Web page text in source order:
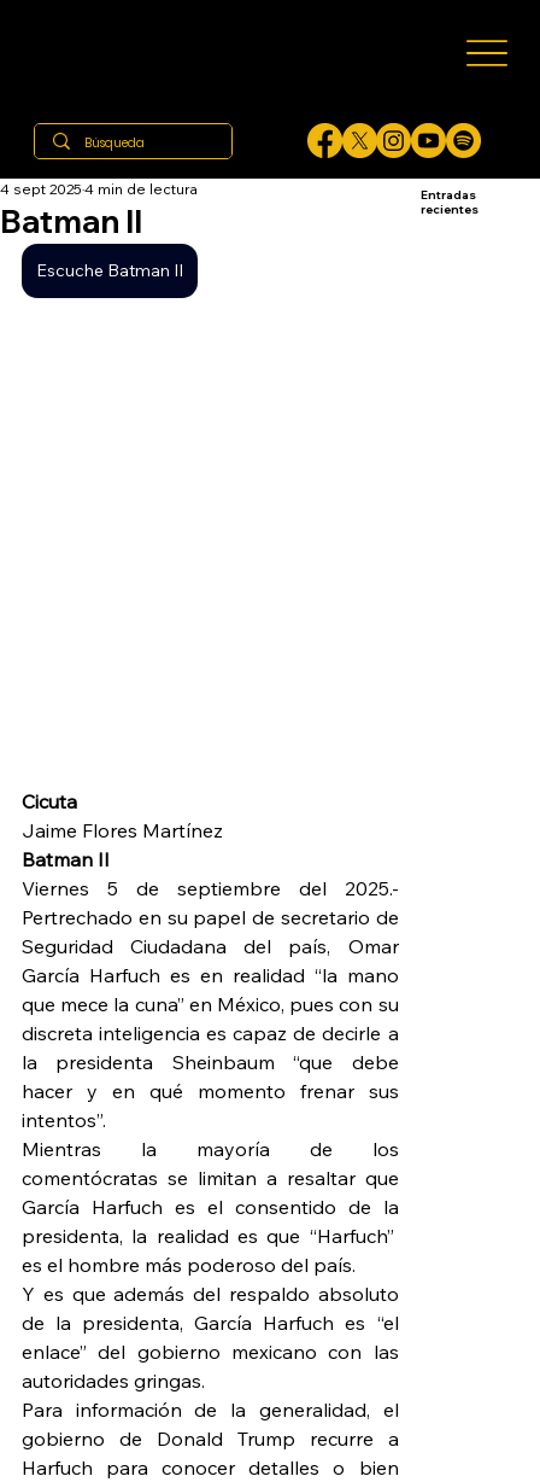
Batman II
4 sept 2025 4 min de lectura
Escuche Batman II
Cicuta
Jaime Flores Martínez
Batman II
Viernes 5 de septiembre del 2025.-
Pertrechado en su papel de secretario de
Seguridad Ciudadana del país, Omar
García Harfuch es en realidad “la mano
que mece la cuna” en México, pues con su
discreta inteligencia es capaz de decirle a
la presidenta Sheinbaum “que debe
hacer y en qué momento frenar sus
intentos”.
Mientras la mayoría de los
comentócratas se limitan a resaltar que
García Harfuch es el consentido de la
presidenta, la realidad es que “Harfuch”
es el hombre más poderoso del país.
Y es que además del respaldo absoluto
de la presidenta, García Harfuch es “el
enlace” del gobierno mexicano con las
autoridades gringas.
Para información de la generalidad, el
gobierno de Donald Trump recurre a
Harfuch para conocer detalles o bien
Entradas
recientes